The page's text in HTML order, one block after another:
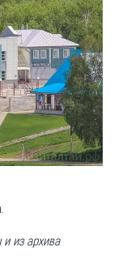
и из архива